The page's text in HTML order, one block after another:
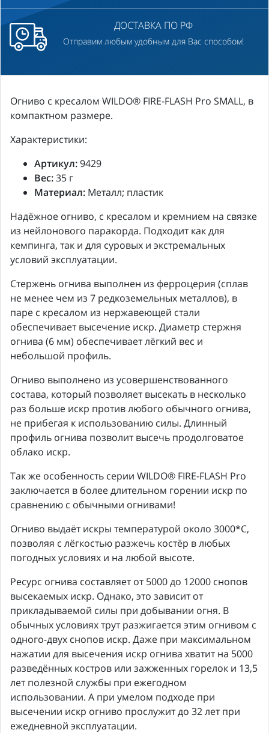
ДОСТАВКА ПО РФ
Отправим любым удобным для Вас способом!
Огниво с кресалом WILDO® FIRE-FLASH Pro SMALL, в
компактном размере.
Характеристики:
Артикул:9429
Вес:35 г
Материал: Металл; пластик
Надёжное огниво, с кресалом и кремнием на связке
из нейлонового паракорда. Подходит как для
кемпинга, так и для суровых и экстремальных
условий эксплуатации.
Стержень огнива выполнен из ферроцерия (сплав
не менее чем из 7 редкоземельных металлов), в
паре с кресалом из нержавеющей стали
обеспечивает высечение искр. Диаметр стержня
огнива (6 мм) обеспечивает лёгкий вес и
небольшой профиль.
Огниво выполнено из усовершенствованного
состава, который позволяет высекать в несколько
раз больше искр против любого обычного огнива,
не прибегая к использованию силы. Длинный
профиль огнива позволит высечь продолговатое
облако искр.
Так же особенность серии WILDO® FIRE-FLASH Pro
заключается в более длительном горении искр по
сравнению с обычными огнивами!
Огниво выдаёт искры температурой около 3000*С,
позволяя с лёгкостью разжечь костёр в любых
погодных условиях и на любой высоте.
Ресурс огнива составляет от 5000 до 12000 снопов
высекаемых искр. Однако, это зависит от
прикладываемой силы при добывании огня. В
обычных условиях трут разжигается этим огнивом с
одного-двух снопов искр. Даже при максимальном
нажатии для высечения искр огнива хватит на 5000
разведённых костров или зажженных горелок и 13,5
лет полезной службы при ежегодном
использовании. А при умелом подходе при
высечении искр огниво прослужит до 32 лет при
ежедневной эксплуатации.